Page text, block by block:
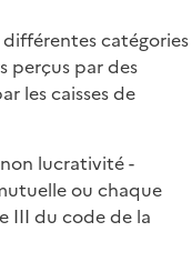
différentes catégories
perçus par des
les caisses de
lucrativité -
ou chaque
III du code de la